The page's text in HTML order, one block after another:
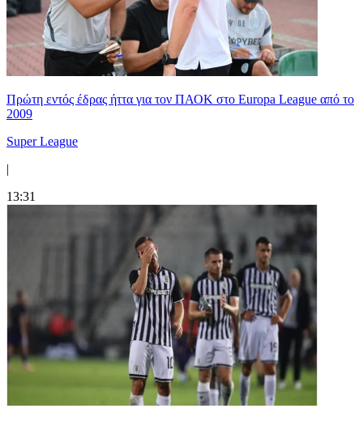
Πρώτη εντός έδρας ήττα για τον ΠΑΟΚ στο Europa League από το
2009
Super League
|
13:31